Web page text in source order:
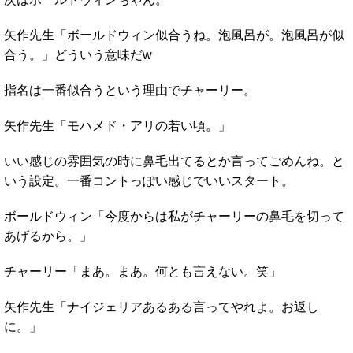
矢作先生「ボールドウィン似合うね。泡風呂が。泡風呂が似
合う。」どういう意味だw
指名は一番似合うという理由でチャーリー。
矢作先生「モハメド・アリの若い頃。」
いい感じの雰囲気の時に鼻毛出てるとか言ってごめんね。と
いう設定。一番コントっぽい感じでいいスタート。
ボールドウィン「今度からは私がチャーリーの鼻毛を切って
あげるから。」
チャーリー「まあ。まあ。何とも言えない。笑」
矢作先生「ナイジェリアあるある言ってやれよ。お返し
に。」